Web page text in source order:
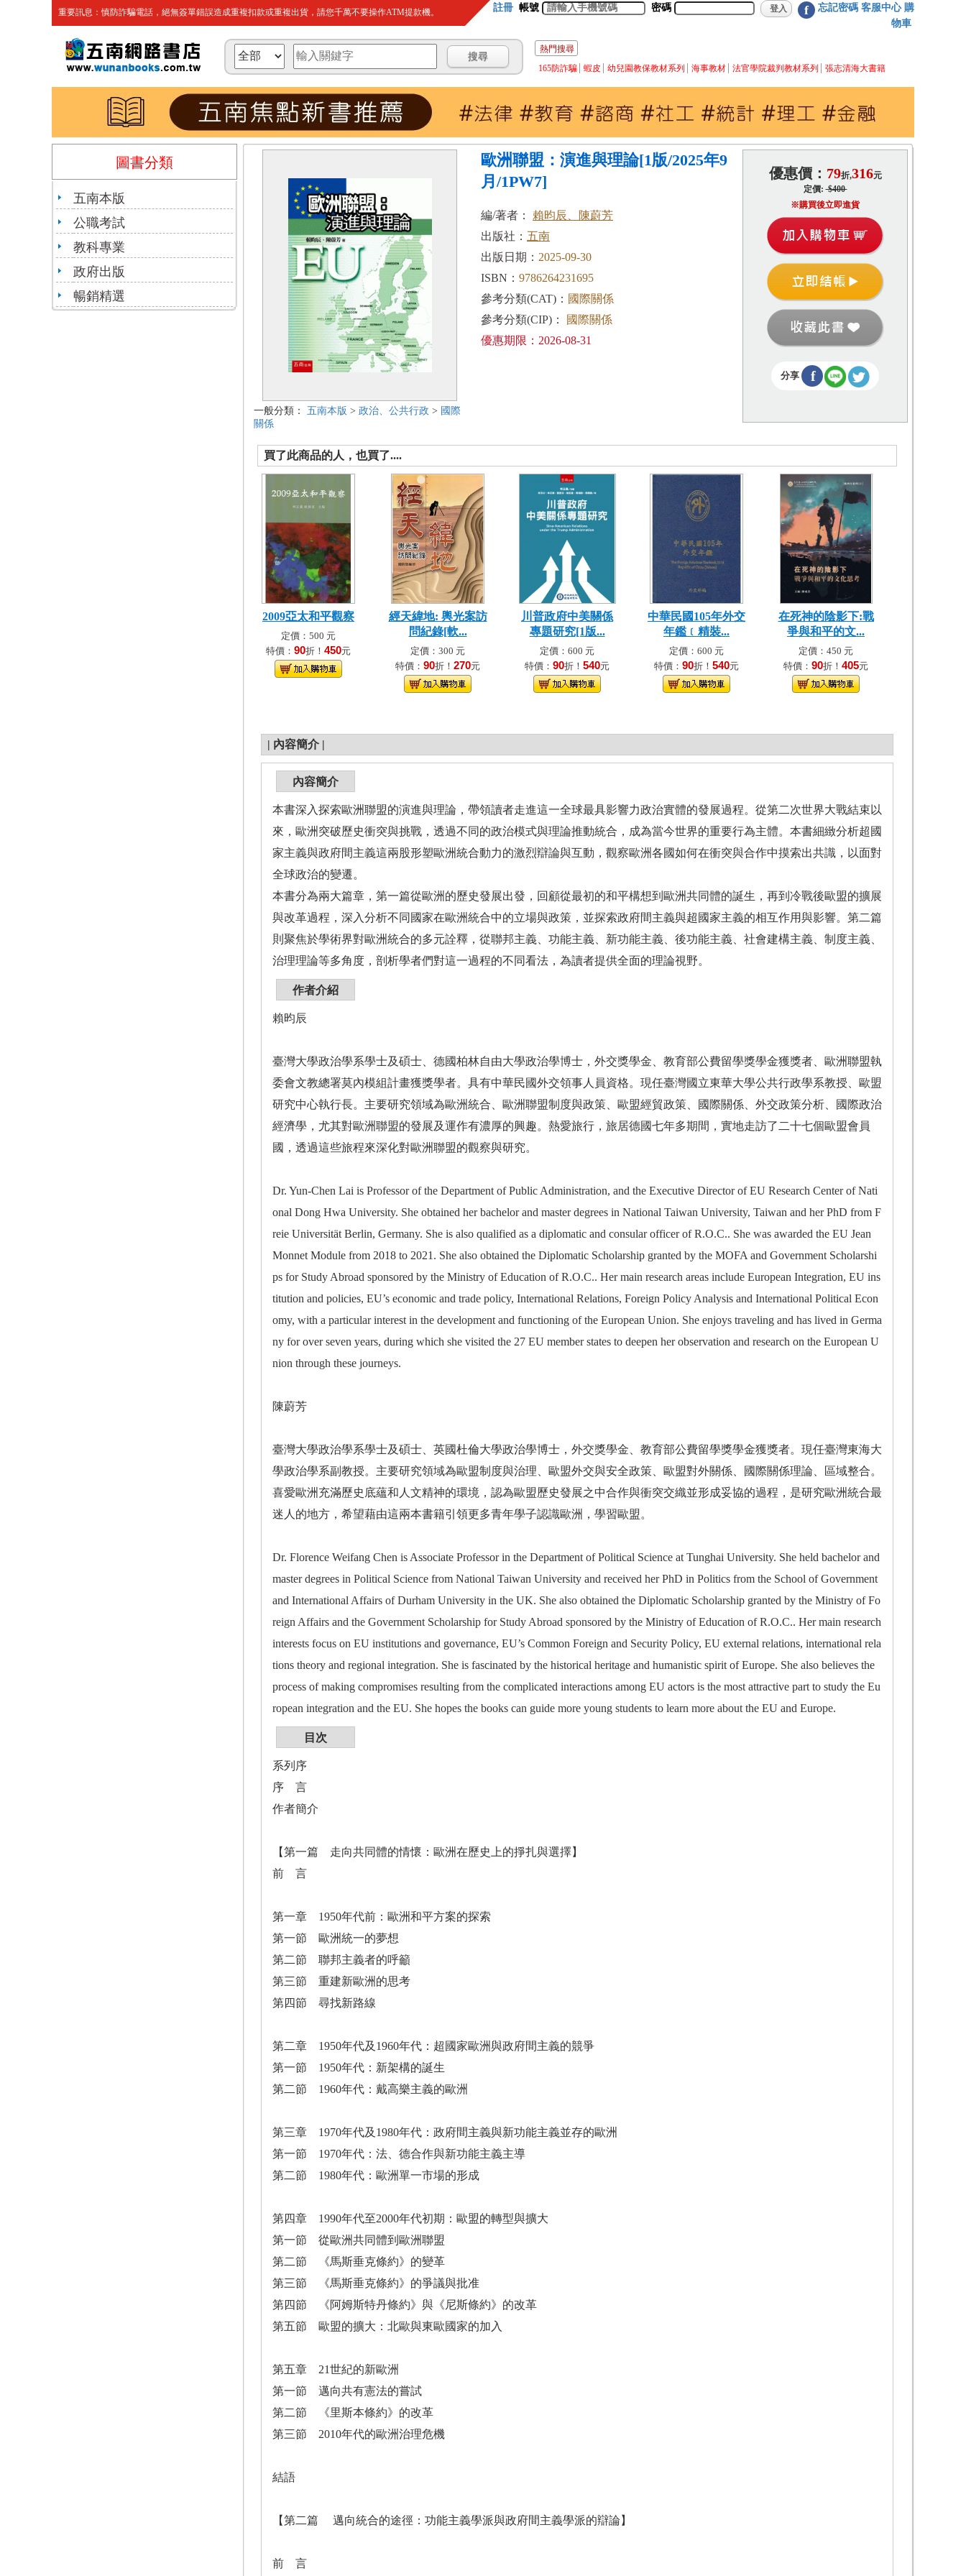
重要訊息：慎防詐騙電話，絕無簽單錯誤造成重複扣款或重複出貨，請您千萬不要操作ATM提款機。 註冊 帳號 密碼 f 忘記密碼 客服中心 購
物車
熱門搜尋
165防詐騙
蝦皮 幼兒園教保教材系列 海事教材 法官學院裁判教材系列 張志清海大書籍
圖書分類
五南本版
公職考試
教科專業
政府出版
暢銷精選
一般分類： 五南本版 > 政治、公共行政 > 國際
關係
歐洲聯盟：演進與理論[1版/2025年9
月/1PW7]
編/著者： 賴昀辰、陳蔚芳
出版社： 五南
出版日期： 2025-09-30
ISBN： 9786264231695
參考分類(CAT)： 國際關係
參考分類(CIP)：
國際關係
優惠期限：2026-08-31
優惠價： 79折,316元
定價:$400
※購買後立即進貨
分享 f
買了此商品的人，也買了....
2009亞太和平觀察
定價：500 元
特價： 90折！ 450元
經天緯地: 輿光案訪
問紀錄[軟...
定價：300 元
特價： 90折！ 270元
川普政府中美關係
專題研究[1版...
定價：600 元
特價： 90折！ 540元
中華民國105年外交
年鑑﹝精裝...
定價：600 元
特價： 90折！ 540元
在死神的陰影下:戰
爭與和平的文...
定價：450 元
特價： 90折！ 405元
| 內容簡介 |
內容簡介
本書深入探索歐洲聯盟的演進與理論，帶領讀者走進這一全球最具影響力政治實體的發展過程。從第二次世界大戰結束以
來，歐洲突破歷史衝突與挑戰，透過不同的政治模式與理論推動統合，成為當今世界的重要行為主體。本書細緻分析超國
家主義與政府間主義這兩股形塑歐洲統合動力的激烈辯論與互動，觀察歐洲各國如何在衝突與合作中摸索出共識，以面對
全球政治的變遷。
本書分為兩大篇章，第一篇從歐洲的歷史發展出發，回顧從最初的和平構想到歐洲共同體的誕生，再到冷戰後歐盟的擴展
與改革過程，深入分析不同國家在歐洲統合中的立場與政策，並探索政府間主義與超國家主義的相互作用與影響。第二篇
則聚焦於學術界對歐洲統合的多元詮釋，從聯邦主義、功能主義、新功能主義、後功能主義、社會建構主義、制度主義、
治理理論等多角度，剖析學者們對這一過程的不同看法，為讀者提供全面的理論視野。
作者介紹
賴昀辰
臺灣大學政治學系學士及碩士、德國柏林自由大學政治學博士，外交獎學金、教育部公費留學獎學金獲獎者、歐洲聯盟執
委會文教總署莫內模組計畫獲獎學者。具有中華民國外交領事人員資格。現任臺灣國立東華大學公共行政學系教授、歐盟
研究中心執行長。主要研究領域為歐洲統合、歐洲聯盟制度與政策、歐盟經貿政策、國際關係、外交政策分析、國際政治
經濟學，尤其對歐洲聯盟的發展及運作有濃厚的興趣。熱愛旅行，旅居德國七年多期間，實地走訪了二十七個歐盟會員
國，透過這些旅程來深化對歐洲聯盟的觀察與研究。
Dr. Yun-Chen Lai is Professor of the Department of Public Administration, and the Executive Director of EU Research Center of Nati
onal Dong Hwa University. She obtained her bachelor and master degrees in National Taiwan University, Taiwan and her PhD from F
reie Universität Berlin, Germany. She is also qualified as a diplomatic and consular officer of R.O.C.. She was awarded the EU Jean
Monnet Module from 2018 to 2021. She also obtained the Diplomatic Scholarship granted by the MOFA and Government Scholarshi
ps for Study Abroad sponsored by the Ministry of Education of R.O.C.. Her main research areas include European Integration, EU ins
titution and policies, EU’s economic and trade policy, International Relations, Foreign Policy Analysis and International Political Econ
omy, with a particular interest in the development and functioning of the European Union. She enjoys traveling and has lived in Germa
ny for over seven years, during which she visited the 27 EU member states to deepen her observation and research on the European U
nion through these journeys.
陳蔚芳
臺灣大學政治學系學士及碩士、英國杜倫大學政治學博士，外交獎學金、教育部公費留學獎學金獲獎者。現任臺灣東海大
學政治學系副教授。主要研究領域為歐盟制度與治理、歐盟外交與安全政策、歐盟對外關係、國際關係理論、區域整合。
喜愛歐洲充滿歷史底蘊和人文精神的環境，認為歐盟歷史發展之中合作與衝突交織並形成妥協的過程，是研究歐洲統合最
迷人的地方，希望藉由這兩本書籍引領更多青年學子認識歐洲，學習歐盟。
Dr. Florence Weifang Chen is Associate Professor in the Department of Political Science at Tunghai University. She held bachelor and
master degrees in Political Science from National Taiwan University and received her PhD in Politics from the School of Government
and International Affairs of Durham University in the UK. She also obtained the Diplomatic Scholarship granted by the Ministry of Fo
reign Affairs and the Government Scholarship for Study Abroad sponsored by the Ministry of Education of R.O.C.. Her main research
interests focus on EU institutions and governance, EU’s Common Foreign and Security Policy, EU external relations, international rela
tions theory and regional integration. She is fascinated by the historical heritage and humanistic spirit of Europe. She also believes the
process of making compromises resulting from the complicated interactions among EU actors is the most attractive part to study the Eu
ropean integration and the EU. She hopes the books can guide more young students to learn more about the EU and Europe.
目次
系列序
序 言
作者簡介
【第一篇 走向共同體的情懷：歐洲在歷史上的掙扎與選擇】
前 言
第一章 1950年代前：歐洲和平方案的探索
第一節 歐洲統一的夢想
第二節 聯邦主義者的呼籲
第三節 重建新歐洲的思考
第四節 尋找新路線
第二章 1950年代及1960年代：超國家歐洲與政府間主義的競爭
第一節 1950年代：新架構的誕生
第二節 1960年代：戴高樂主義的歐洲
第三章 1970年代及1980年代：政府間主義與新功能主義並存的歐洲
第一節 1970年代：法、德合作與新功能主義主導
第二節 1980年代：歐洲單一市場的形成
第四章 1990年代至2000年代初期：歐盟的轉型與擴大
第一節 從歐洲共同體到歐洲聯盟
第二節 《馬斯垂克條約》的變革
第三節 《馬斯垂克條約》的爭議與批准
第四節 《阿姆斯特丹條約》與《尼斯條約》的改革
第五節 歐盟的擴大：北歐與東歐國家的加入
第五章 21世紀的新歐洲
第一節 邁向共有憲法的嘗試
第二節 《里斯本條約》的改革
第三節 2010年代的歐洲治理危機
結語
【第二篇 邁向統合的途徑：功能主義學派與政府間主義學派的辯論】
前 言